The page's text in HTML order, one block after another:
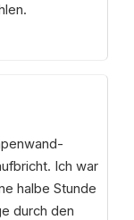
Ich war
halbe Stunde
durch den